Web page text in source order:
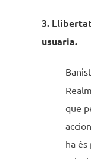
3.
usuaria.
que
ha